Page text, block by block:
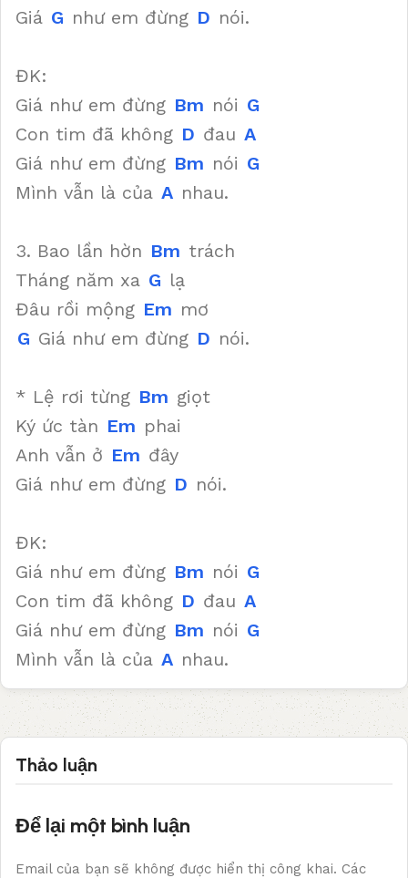
Giá G như em đừng D nói.
ĐK:
Giá như em đừng Bm nói G
Con tim đã không D đau A
Giá như em đừng Bm nói G
Mình vẫn là của A nhau.
3. Bao lần hờn Bm trách
Tháng năm xa G lạ
Đâu rồi mộng Em mơ
G Giá như em đừng D nói.
* Lệ rơi từng Bm giọt
Ký ức tàn Em phai
Anh vẫn ở Em đây
Giá như em đừng D nói.
ĐK:
Giá như em đừng Bm nói G
Con tim đã không D đau A
Giá như em đừng Bm nói G
Mình vẫn là của A nhau.
Thảo luận
Để lại một bình luận
Email của bạn sẽ không được hiển thị công khai. Các